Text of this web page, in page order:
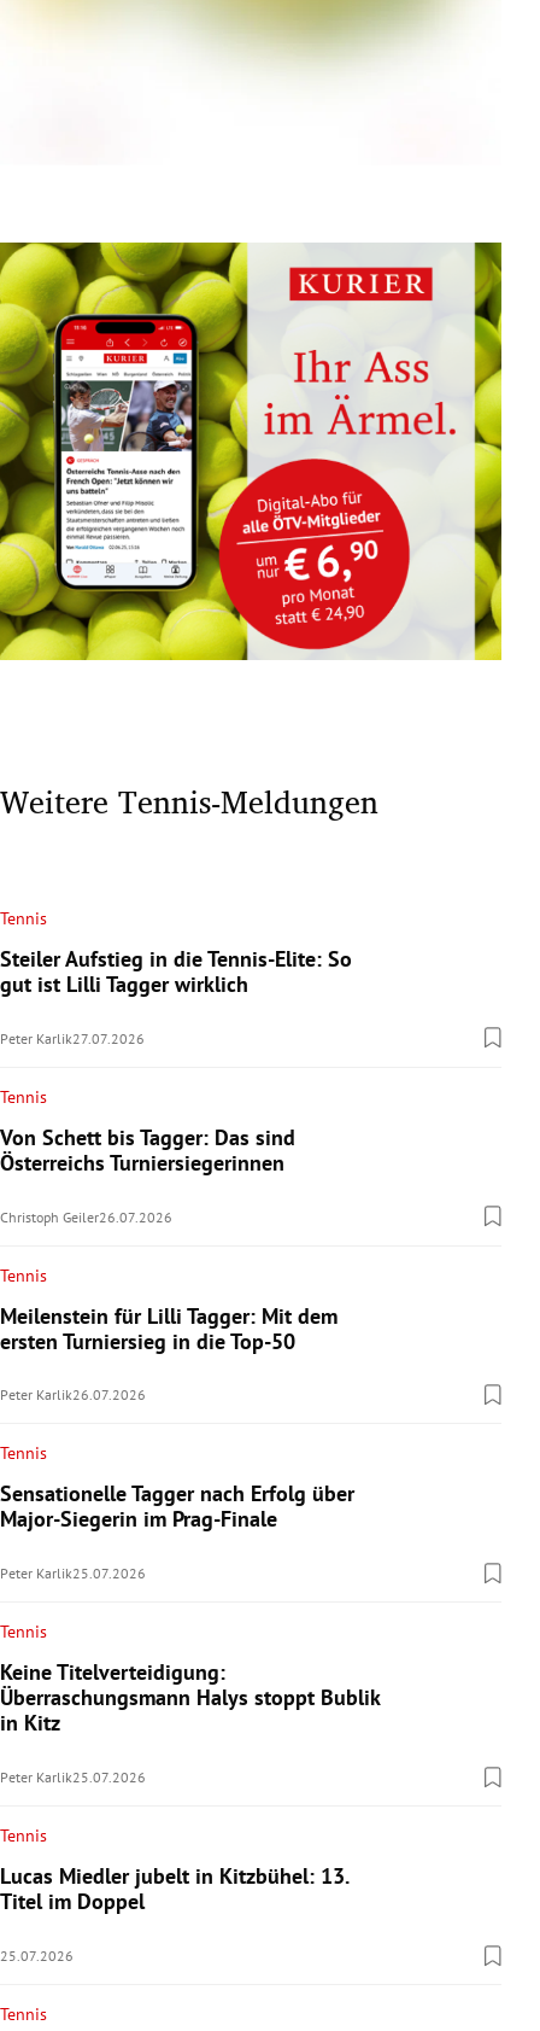
Weitere Tennis-Meldungen
Tennis
Steiler Aufstieg in die Tennis-Elite: So
gut ist Lilli Tagger wirklich
Peter Karlik27.07.2026
Tennis
Von Schett bis Tagger: Das sind
Österreichs Turniersiegerinnen
Christoph Geiler26.07.2026
Tennis
Meilenstein für Lilli Tagger: Mit dem
ersten Turniersieg in die Top-50
Peter Karlik26.07.2026
Tennis
Sensationelle Tagger nach Erfolg über
Major-Siegerin im Prag-Finale
Peter Karlik25.07.2026
Tennis
Keine Titelverteidigung:
Überraschungsmann Halys stoppt Bublik
in Kitz
Peter Karlik25.07.2026
Tennis
Lucas Miedler jubelt in Kitzbühel: 13.
Titel im Doppel
25.07.2026
Tennis